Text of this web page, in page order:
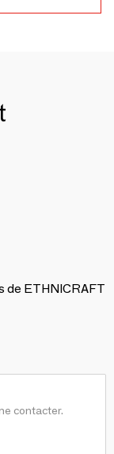
de ETHNICRAFT